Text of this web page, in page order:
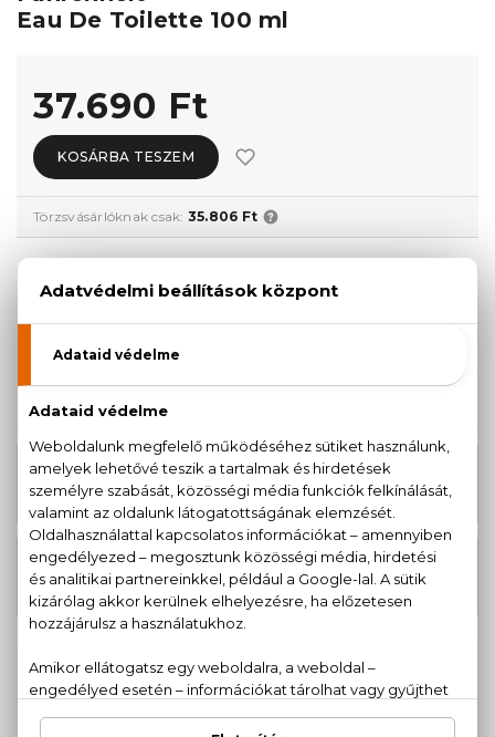
Eau De Toilette 100 ml
37.690 Ft
KOSÁRBA TESZEM
Törzsvásárlóknak csak: 35.806 Ft
50 ml
33.900 Ft
36.840 Ft
100 ml
Fahrenheit Deo spray 150 ml 13.550 Ft
Fahrenheit Parfum
42.520 Ft
100% eredeti termékek,14 napos visszaküldési
garanciával
+36